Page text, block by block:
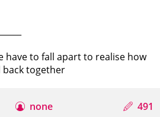
have to fall apart to realise how
back together
none 491